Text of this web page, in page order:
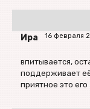
Ира 16 февраля
впитывается,
поддерживает
приятное это